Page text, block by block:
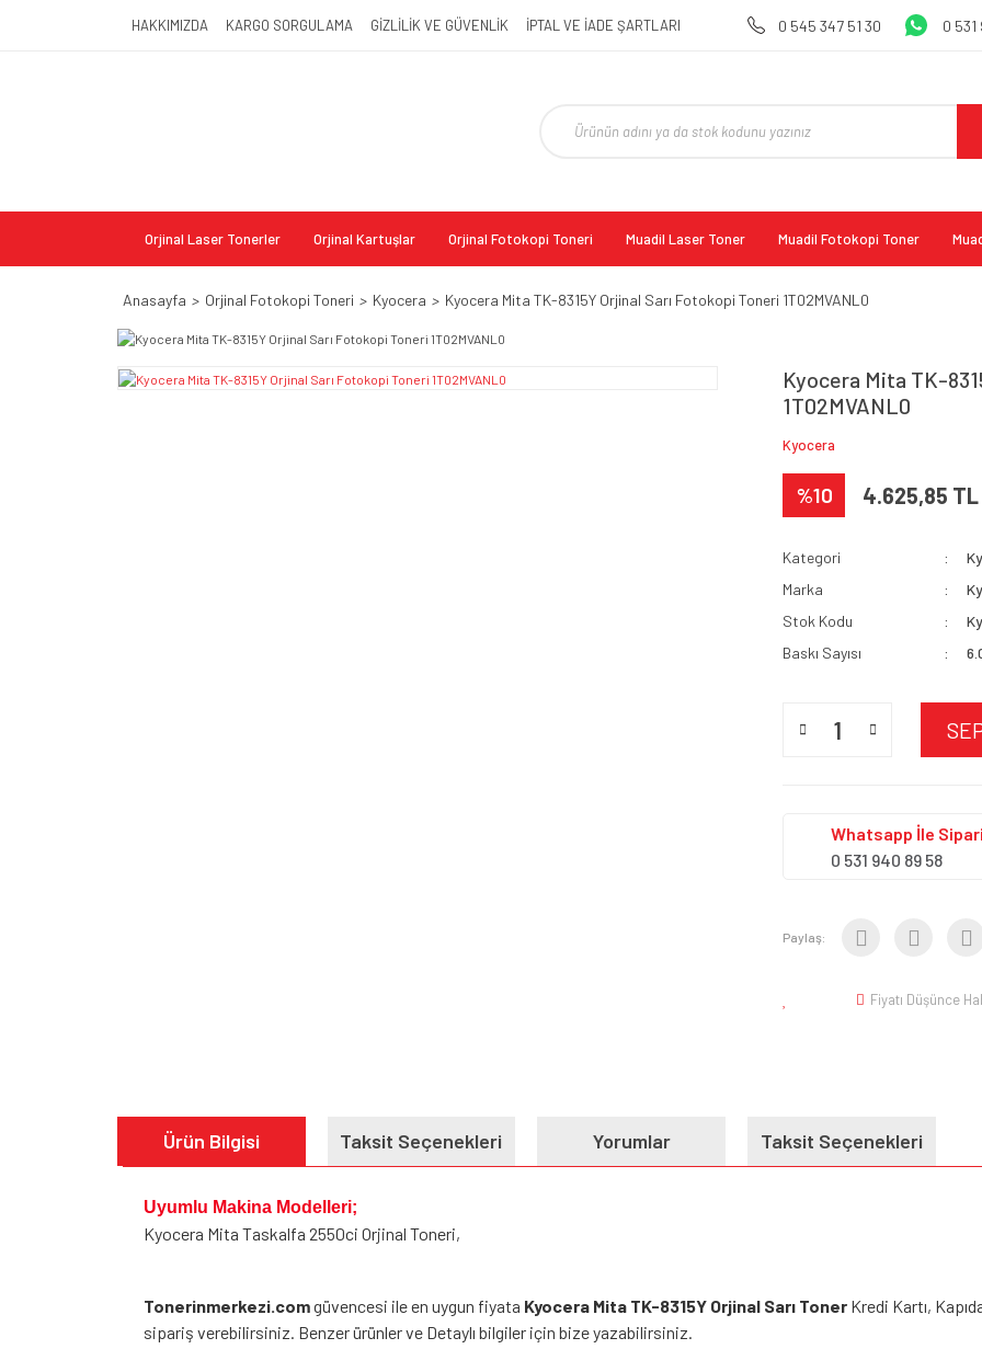
HAKKIMIZDA KARGO SORGULAMA GİZLİLİK VE GÜVENLİK İPTAL VE İADE ŞARTLARI 0 545 347 51 30 0
Orjinal Laser Tonerler Orjinal Kartuşlar Orjinal Fotokopi Toneri Muadil Laser Toner Muadil Fotokopi Toner
Anasayfa Orjinal Fotokopi Toneri Kyocera Kyocera Mita TK-8315Y Orjinal Sarı Fotokopi Toneri 1T02MVANL0
Kyocera Mita TK-
1T02MVANL0
Kyocera
%10 4.625,85 TL
Kategori
Marka
Stok Kodu
Baskı Sayısı
Whatsapp İle
0 531 940 89 58
Paylaş:
Fiyatı Düşünce
Ürün Bilgisi Taksit Seçenekleri Yorumlar Taksit Seçenekleri
Uyumlu Makina Modelleri;
Kyocera Mita Taskalfa 2550ci Orjinal Toneri,
Tonerinmerkezi.comgüvencesi ile en uygun fiyata Kyocera Mita TK-8315Y Orjinal Sarı Toner Kredi Kartı,
sipariş verebilirsiniz. Benzer ürünler ve Detaylı bilgiler için bize yazabilirsiniz.